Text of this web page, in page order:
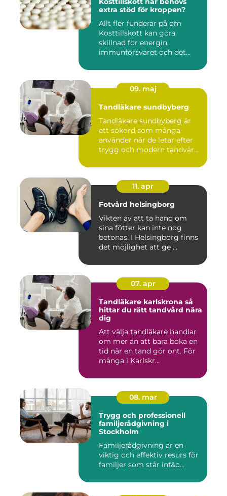
extra stöd för kroppen?
Allt fler funderar på om
Kosttillskott kan göra
skillnad för energin,
immunförsvaret och det
09. maj
Tandläkare sundbyberg
Tandläkare sundbyberg är
ett sökord som många
använder när de letar efter
trygg och modern tandvård
11. apr
Fotvård helsingborg
Vikten av att ta hand om
sina fötter kan inte nog
betonas. I Helsingborg finns
det möjlighet att ge ...
07. apr
Tandläkare karlskrona så
hittar du rätt tandvård nära
dig
Att välja tandläkare handlar
om mer än att bara boka en
tid när en tand gör ont. För
många i Karlskr...
08. mar
Trygg och professionell
familjerådgivning i
Stockholm
Familjerådgivning är en
viktig och effektiv resurs för
familjer som står inf&o...